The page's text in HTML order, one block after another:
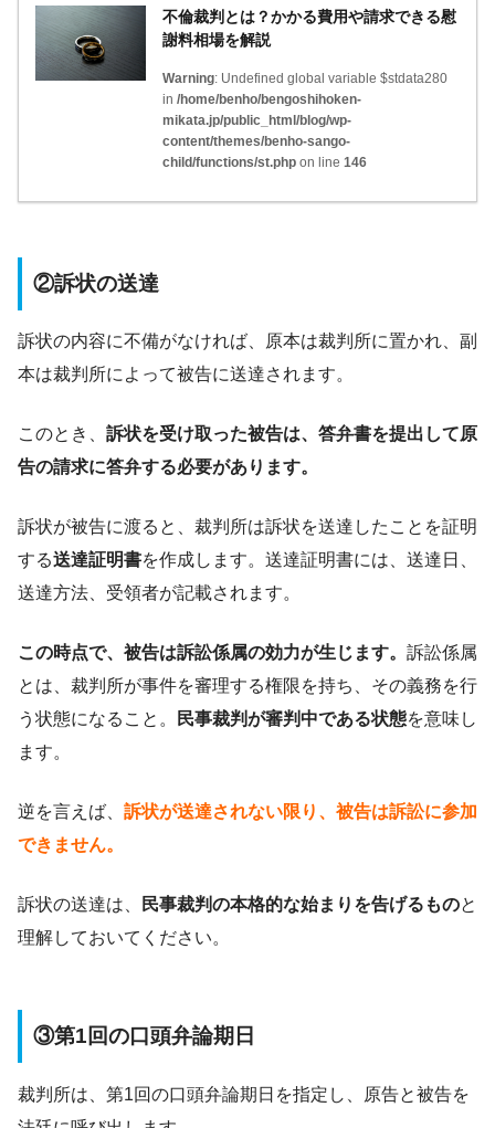
不倫裁判とは？かかる費用や請求できる慰
謝料相場を解説
Warning: Undefined global variable $stdata280
in /home/benho/bengoshihoken-
mikata.jp/public_html/blog/wp-
content/themes/benho-sango-
child/functions/st.php on line 146
②訴状の送達
訴状の内容に不備がなければ、原本は裁判所に置かれ、副
本は裁判所によって被告に送達されます。
このとき、 訴状を受け取った被告は、答弁書を提出して原
告の請求に答弁する必要があります。
訴状が被告に渡ると、裁判所は訴状を送達したことを証明
する送達証明書を作成します。送達証明書には、送達日、
送達方法、受領者が記載されます。
この時点で、被告は訴訟係属の効力が生じます。 訴訟係属
とは、裁判所が事件を審理する権限を持ち、その義務を行
う状態になること。
民事裁判が審判中である状態を意味し
ます。
逆を言えば、 訴状が送達されない限り、被告は訴訟に参加
できません。
訴状の送達は、 民事裁判の本格的な始まりを告げるものと
理解しておいてください。
③第1回の口頭弁論期日
裁判所は、第1回の口頭弁論期日を指定し、原告と被告を